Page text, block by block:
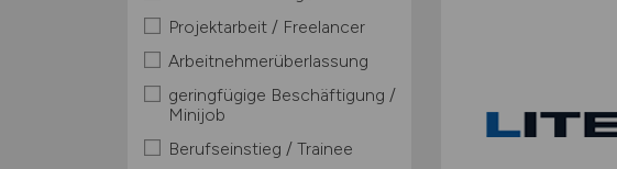
Projektarbeit / Freelancer
Arbeitnehmerüberlassung
geringfügige Beschäftigung /
Minijob
Berufseinstieg / Trainee